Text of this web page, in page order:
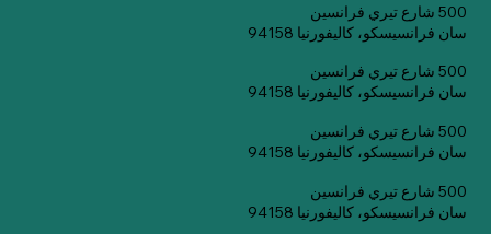
500 شارع تيري فرانسين
سان فرانسيسكو، كاليفورنيا 94158
500 شارع تيري فرانسين
سان فرانسيسكو، كاليفورنيا 94158
500 شارع تيري فرانسين
سان فرانسيسكو، كاليفورنيا 94158
500 شارع تيري فرانسين
سان فرانسيسكو، كاليفورنيا 94158